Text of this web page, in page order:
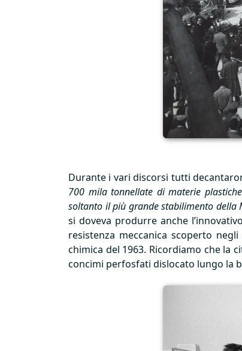
Durante i vari discorsi tutti
700 mila tonnellate di materie
soltanto il più grande stabilimento della
si doveva produrre anche
resistenza meccanica scoperto
chimica del 1963. Ricordiamo che la
concimi perfosfati dislocato lungo la